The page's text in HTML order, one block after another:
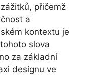
přičemž
a
kontextu je
slova
za základní
designu ve